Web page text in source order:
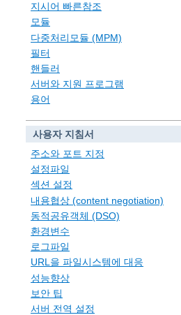
지시어 빠른참조
모듈
다중처리모듈 (MPM)
필터
핸들러
서버와 지원 프로그램
용어
사용자 지침서
주소와 포트 지정
설정파일
섹션 설정
내용협상 (content negotiation)
동적공유객체 (DSO)
환경변수
로그파일
URL을 파일시스템에 대응
성능향상
보안 팁
서버 전역 설정